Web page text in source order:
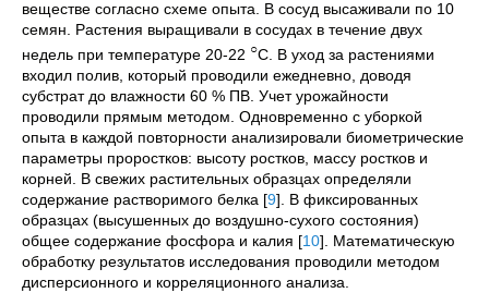
веществе согласно схеме опыта. В сосуд высаживали по 10
семян. Растения выращивали в сосудах в течение двух
недель при температуре 20-22 ○C. В уход за растениями
входил полив, который проводили ежедневно, доводя
субстрат до влажности 60 % ПВ. Учет урожайности
проводили прямым методом. Одновременно с уборкой
опыта в каждой повторности анализировали биометрические
параметры проростков: высоту ростков, массу ростков и
корней. В свежих растительных образцах определяли
содержание растворимого белка [9] . В фиксированных
образцах (высушенных до воздушно-сухого состояния)
общее содержание фосфора и калия [10] . Математическую
обработку результатов исследования проводили методом
дисперсионного и корреляционного анализа.